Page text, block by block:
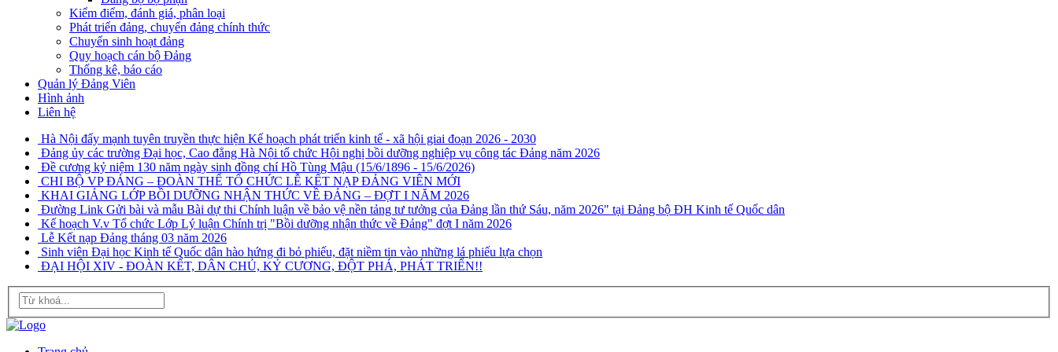
Kiểm điểm, đánh giá, phân loại
Phát triển đảng, chuyển đảng chính thức
Chuyển sinh hoạt đảng
Quy hoạch cán bộ Đảng
Thống kê, báo cáo
Quản lý Đảng Viên
Hình ảnh
Liên hệ
Hà Nội đẩy mạnh tuyên truyền thực hiện Kế hoạch phát triển kinh tế - xã hội giai đoạn 2026 - 2030
Đảng ủy các trường Đại học, Cao đẳng Hà Nội tổ chức Hội nghị bồi dưỡng nghiệp vụ công tác Đảng năm 2026
Đề cương kỷ niệm 130 năm ngày sinh đồng chí Hồ Tùng Mậu (15/6/1896 - 15/6/2026)
CHI BỘ VP ĐẢNG – ĐOÀN THỂ TỔ CHỨC LỄ KẾT NẠP ĐẢNG VIÊN MỚI
KHAI GIẢNG LỚP BỒI DƯỠNG NHẬN THỨC VỀ ĐẢNG – ĐỢT I NĂM 2026
Đường Link Gửi bài và mẫu Bài dự thi Chính luận về bảo vệ nền tảng tư tưởng của Đảng lần thứ Sáu, năm 2026" tại Đảng bộ ĐH Kinh tế Quốc dân
Kế hoạch V.v Tổ chức Lớp Lý luận Chính trị "Bồi dưỡng nhận thức về Đảng" đợt I năm 2026
Lễ Kết nạp Đảng tháng 03 năm 2026
Sinh viên Đại học Kinh tế Quốc dân hào hứng đi bỏ phiếu, đặt niềm tin vào những lá phiếu lựa chọn
ĐẠI HỘI XIV - ĐOÀN KẾT, DÂN CHỦ, KỶ CƯƠNG, ĐỘT PHÁ, PHÁT TRIỂN!!